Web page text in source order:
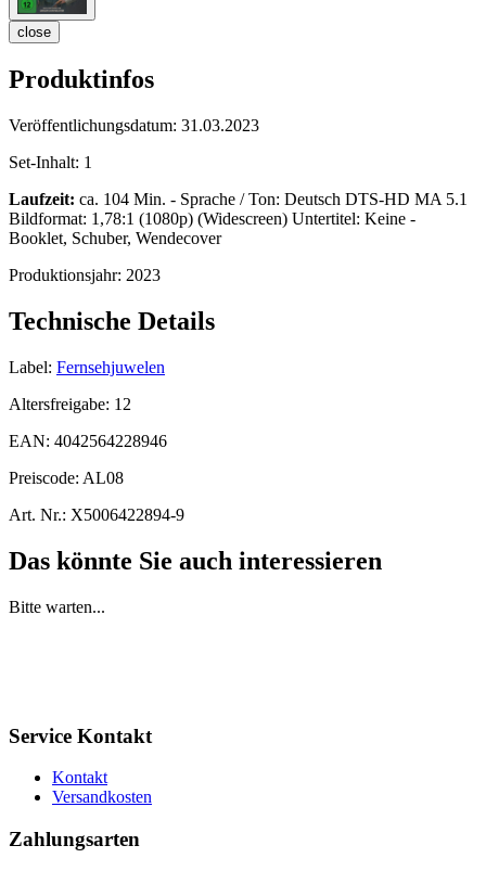
close
Produktinfos
Veröffentlichungsdatum: 31.03.2023
Set-Inhalt: 1
Laufzeit: ca. 104 Min. - Sprache / Ton: Deutsch DTS-HD MA 5.1
Bildformat: 1,78:1 (1080p) (Widescreen) Untertitel: Keine -
Booklet, Schuber, Wendecover
Produktionsjahr: 2023
Technische Details
Label: Fernsehjuwelen
Altersfreigabe: 12
EAN: 4042564228946
Preiscode: AL08
Art. Nr.: X5006422894-9
Das könnte Sie auch interessieren
Bitte warten...
Service Kontakt
Kontakt
Versandkosten
Zahlungsarten